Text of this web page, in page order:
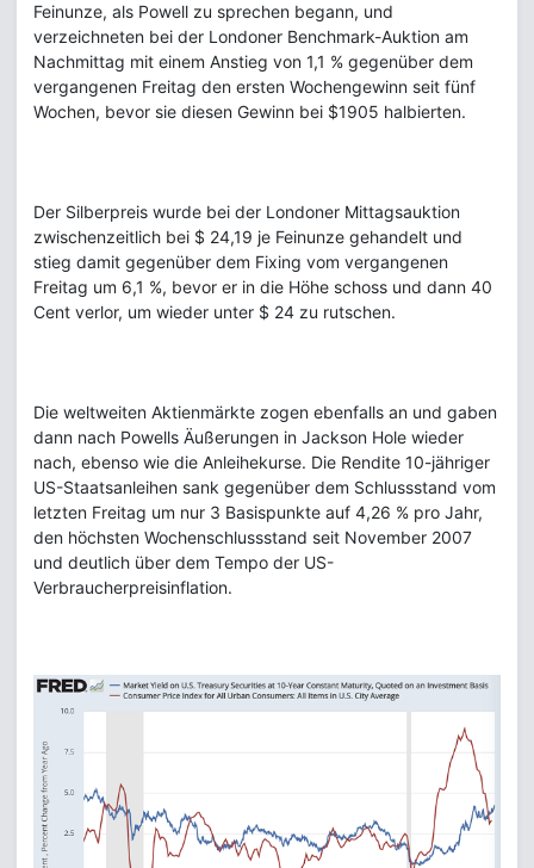
Feinunze, als Powell zu sprechen begann, und
verzeichneten bei der Londoner Benchmark-Auktion am
Nachmittag mit einem Anstieg von 1,1 % gegenüber dem
vergangenen Freitag den ersten Wochengewinn seit fünf
Wochen, bevor sie diesen Gewinn bei $1905 halbierten.
Der Silberpreis wurde bei der Londoner Mittagsauktion
zwischenzeitlich bei $ 24,19 je Feinunze gehandelt und
stieg damit gegenüber dem Fixing vom vergangenen
Freitag um 6,1 %, bevor er in die Höhe schoss und dann 40
Cent verlor, um wieder unter $ 24 zu rutschen.
Die weltweiten Aktienmärkte zogen ebenfalls an und gaben
dann nach Powells Äußerungen in Jackson Hole wieder
nach, ebenso wie die Anleihekurse. Die Rendite 10-jähriger
US-Staatsanleihen sank gegenüber dem Schlussstand vom
letzten Freitag um nur 3 Basispunkte auf 4,26 % pro Jahr,
den höchsten Wochenschlussstand seit November 2007
und deutlich über dem Tempo der US-
Verbraucherpreisinflation.